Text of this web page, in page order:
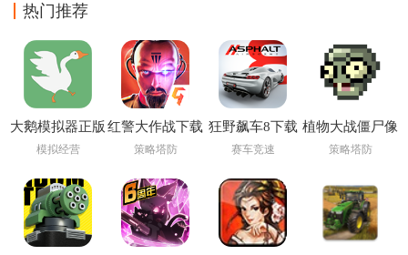
热门推荐
大鹅模拟器正版
免费下载手机版
模拟经营
红警大作战下载
最新版
策略塔防
狂野飙车8下载
最新版
赛车竞速
植物大战僵尸像
素版手机下载安
策略塔防